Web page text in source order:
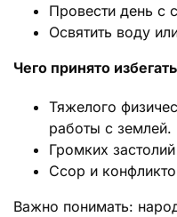
Провести день с
Освятить воду
Чего принято
Тяжелого
работы с землей.
Громких
Ссор и
Важно понимать: